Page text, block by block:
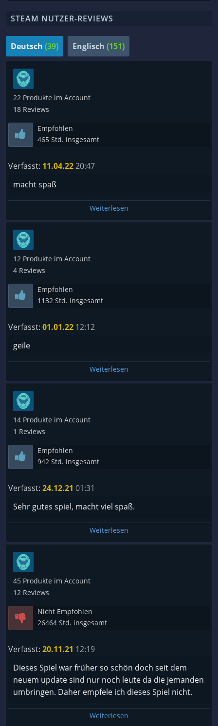
STEAM NUTZER-REVIEWS
Deutsch (39) Englisch (151)
22 Produkte im Account
18 Reviews
Empfohlen
465 Std. insgesamt
Verfasst: 11.04.2220:47
macht spaß
Weiterlesen
12 Produkte im Account
4 Reviews
Empfohlen
1132 Std. insgesamt
Verfasst: 01.01.22 12:12
geile
Weiterlesen
14 Produkte im Account
1 Reviews
Empfohlen
942 Std. insgesamt
Verfasst: 24.12.21 01:31
Sehr gutes spiel, macht viel spaß.
Weiterlesen
45 Produkte im Account
12 Reviews
Nicht Empfohlen
26464 Std. insgesamt
Verfasst: 20.11.21 12:19
Dieses Spiel war früher so schön doch seit dem
neuem update sind nur noch leute da die jemanden
umbringen. Daher empfele ich dieses Spiel nicht.
Weiterlesen